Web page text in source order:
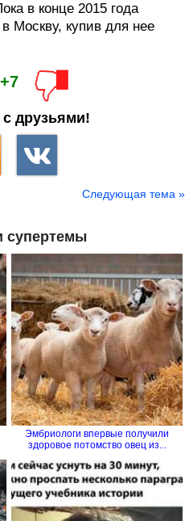
в конце 2015 года
Москву, купив для нее
+7
друзьями!
Следующая тема »
супертемы
Эмбриологи впервые получили
здоровое потомство овец из...